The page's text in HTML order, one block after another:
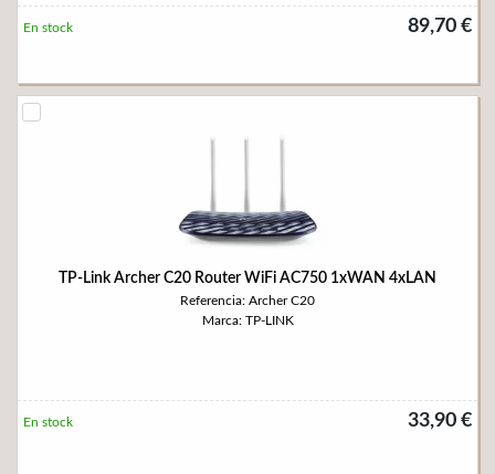
89,70 €
En stock
TP-Link Archer C20 Router WiFi AC750 1xWAN 4xLAN
Referencia: Archer C20
Marca: TP-LINK
33,90 €
En stock